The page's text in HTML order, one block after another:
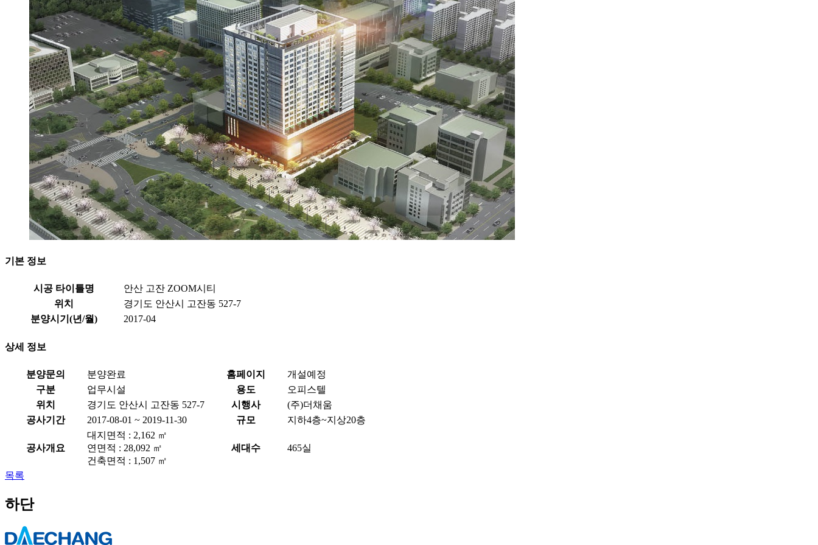
기본 정보
시공 타이틀명
안산 고잔 ZOOM시티
위치
경기도 안산시 고잔동 527-7
분양시기(년/월)
2017-04
상세 정보
분양문의 분양완료 홈페이지
개설예정
구분
업무시설 용도
오피스텔
위치
경기도 안산시 고잔동 527-7 시행사
(주)더채움
공사기간
2017-08-01 ~ 2019-11-30 규모 지하4층~지상20층
공사개요
대지면적 : 2,162 ㎡
연면적 : 28,092 ㎡
건축면적 : 1,507 ㎡
세대수 465실
목록
하단